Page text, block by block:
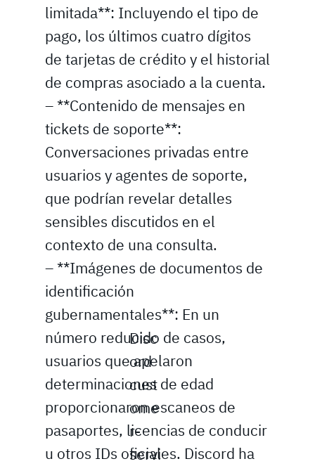
limitada**: Incluyendo el tipo de
pago, los últimos cuatro dígitos
de tarjetas de crédito y el historial
de compras asociado a la cuenta.
– **Contenido de mensajes en
tickets de soporte**:
Conversaciones privadas entre
usuarios y agentes de soporte,
que podrían revelar detalles
sensibles discutidos en el
contexto de una consulta.
– **Imágenes de documentos de
identificación
gubernamentales**: En un
número reducido de casos,
usuarios que apelaron
determinaciones de edad
proporcionaron escaneos de
pasaportes, licencias de conducir
u otros IDs oficiales. Discord ha
Disc
ord
cust
ome
r-
servi